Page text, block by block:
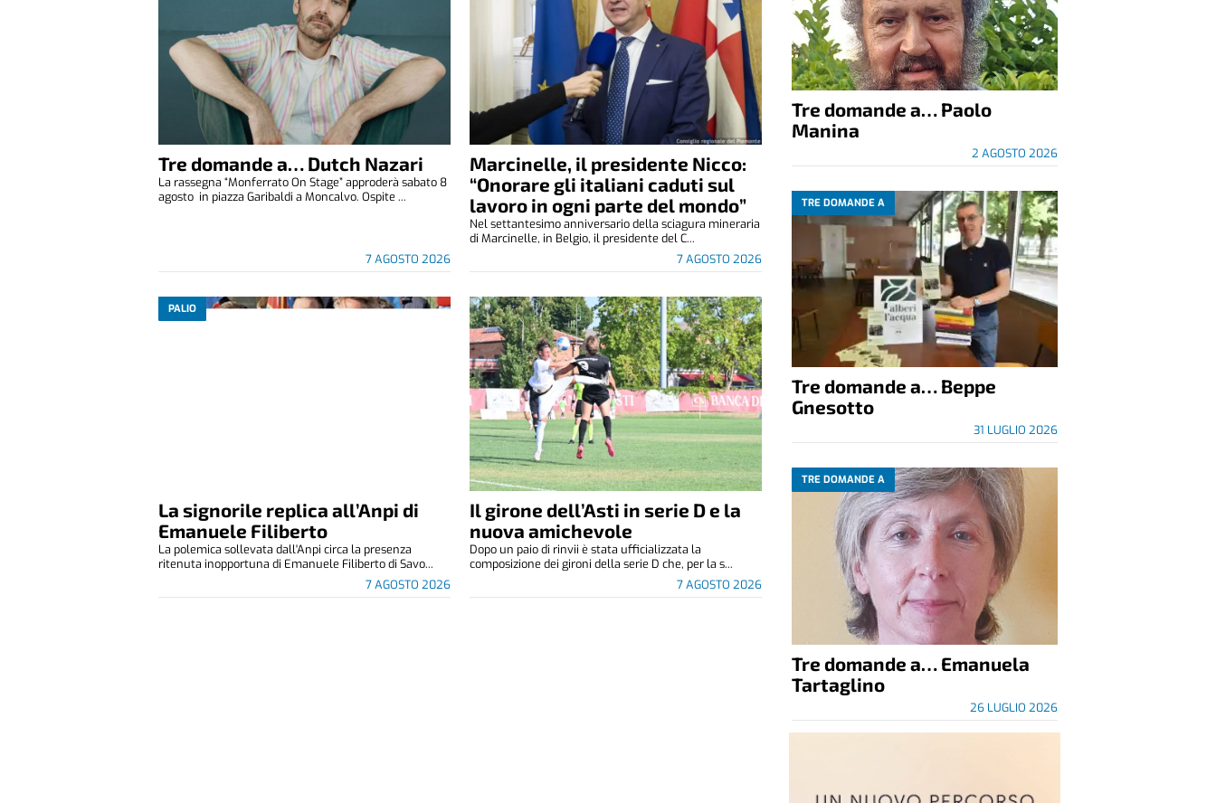
Tre domande a… Dutch Nazari
7 AGOSTO 2026
La rassegna “Monferrato On Stage” approderà sabato 8
agosto in piazza Garibaldi a Moncalvo. Ospite ...
Marcinelle, il presidente Nicco:
“Onorare gli italiani caduti sul
lavoro in ogni parte del mondo”
7 AGOSTO 2026
Nel settantesimo anniversario della sciagura mineraria
di Marcinelle, in Belgio, il presidente del C...
PALIO
La signorile replica all’Anpi di
Emanuele Filiberto
7 AGOSTO 2026
La polemica sollevata dall'Anpi circa la presenza
ritenuta inopportuna di Emanuele Filiberto di Savo...
Il girone dell’Asti in serie D e la
nuova amichevole
7 AGOSTO 2026
Dopo un paio di rinvii è stata ufficializzata la
composizione dei gironi della serie D che, per la s...
Tre domande a… Paolo
Manina
2 AGOSTO 2026
TRE DOMANDE A
Tre domande a… Beppe
Gnesotto
31 LUGLIO 2026
TRE DOMANDE A
Tre domande a… Emanuela
Tartaglino
26 LUGLIO 2026